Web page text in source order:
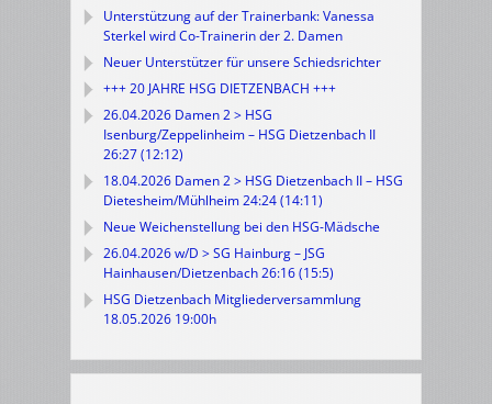
Unterstützung auf der Trainerbank: Vanessa
Sterkel wird Co-Trainerin der 2. Damen
Neuer Unterstützer für unsere Schiedsrichter
+++ 20 JAHRE HSG DIETZENBACH +++
26.04.2026 Damen 2 > HSG
Isenburg/Zeppelinheim – HSG Dietzenbach II
26:27 (12:12)
18.04.2026 Damen 2 > HSG Dietzenbach II – HSG
Dietesheim/Mühlheim 24:24 (14:11)
Neue Weichenstellung bei den HSG-Mädsche
26.04.2026 w/D > SG Hainburg – JSG
Hainhausen/Dietzenbach 26:16 (15:5)
HSG Dietzenbach Mitgliederversammlung
18.05.2026 19:00h